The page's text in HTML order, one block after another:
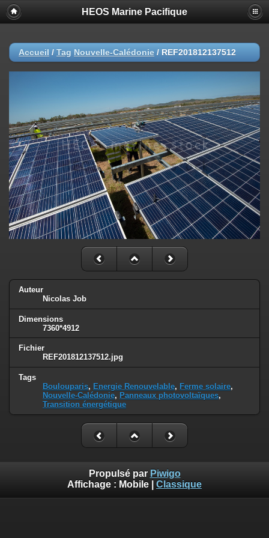
HEOS Marine Pacifique
Accueil / Tag Nouvelle-Calédonie / REF201812137512
Auteur
Nicolas Job
Dimensions
7360*4912
Fichier
REF201812137512.jpg
Tags
Boulouparis, Energie Renouvelable, Ferme solaire,
Nouvelle-Calédonie, Panneaux photovoltaïques,
Transition énergétique
Propulsé par Piwigo
Affichage : Mobile Classique